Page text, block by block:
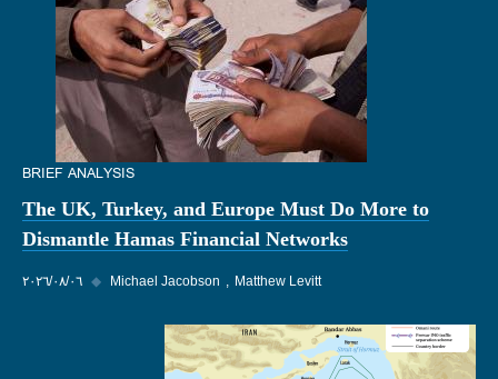
BRIEF ANALYSIS
The UK, Turkey, and Europe Must Do More to
Dismantle Hamas Financial Networks
٠٦‏/٠٨‏/٢٠٢٦ ◆ Michael Jacobson Matthew Levitt